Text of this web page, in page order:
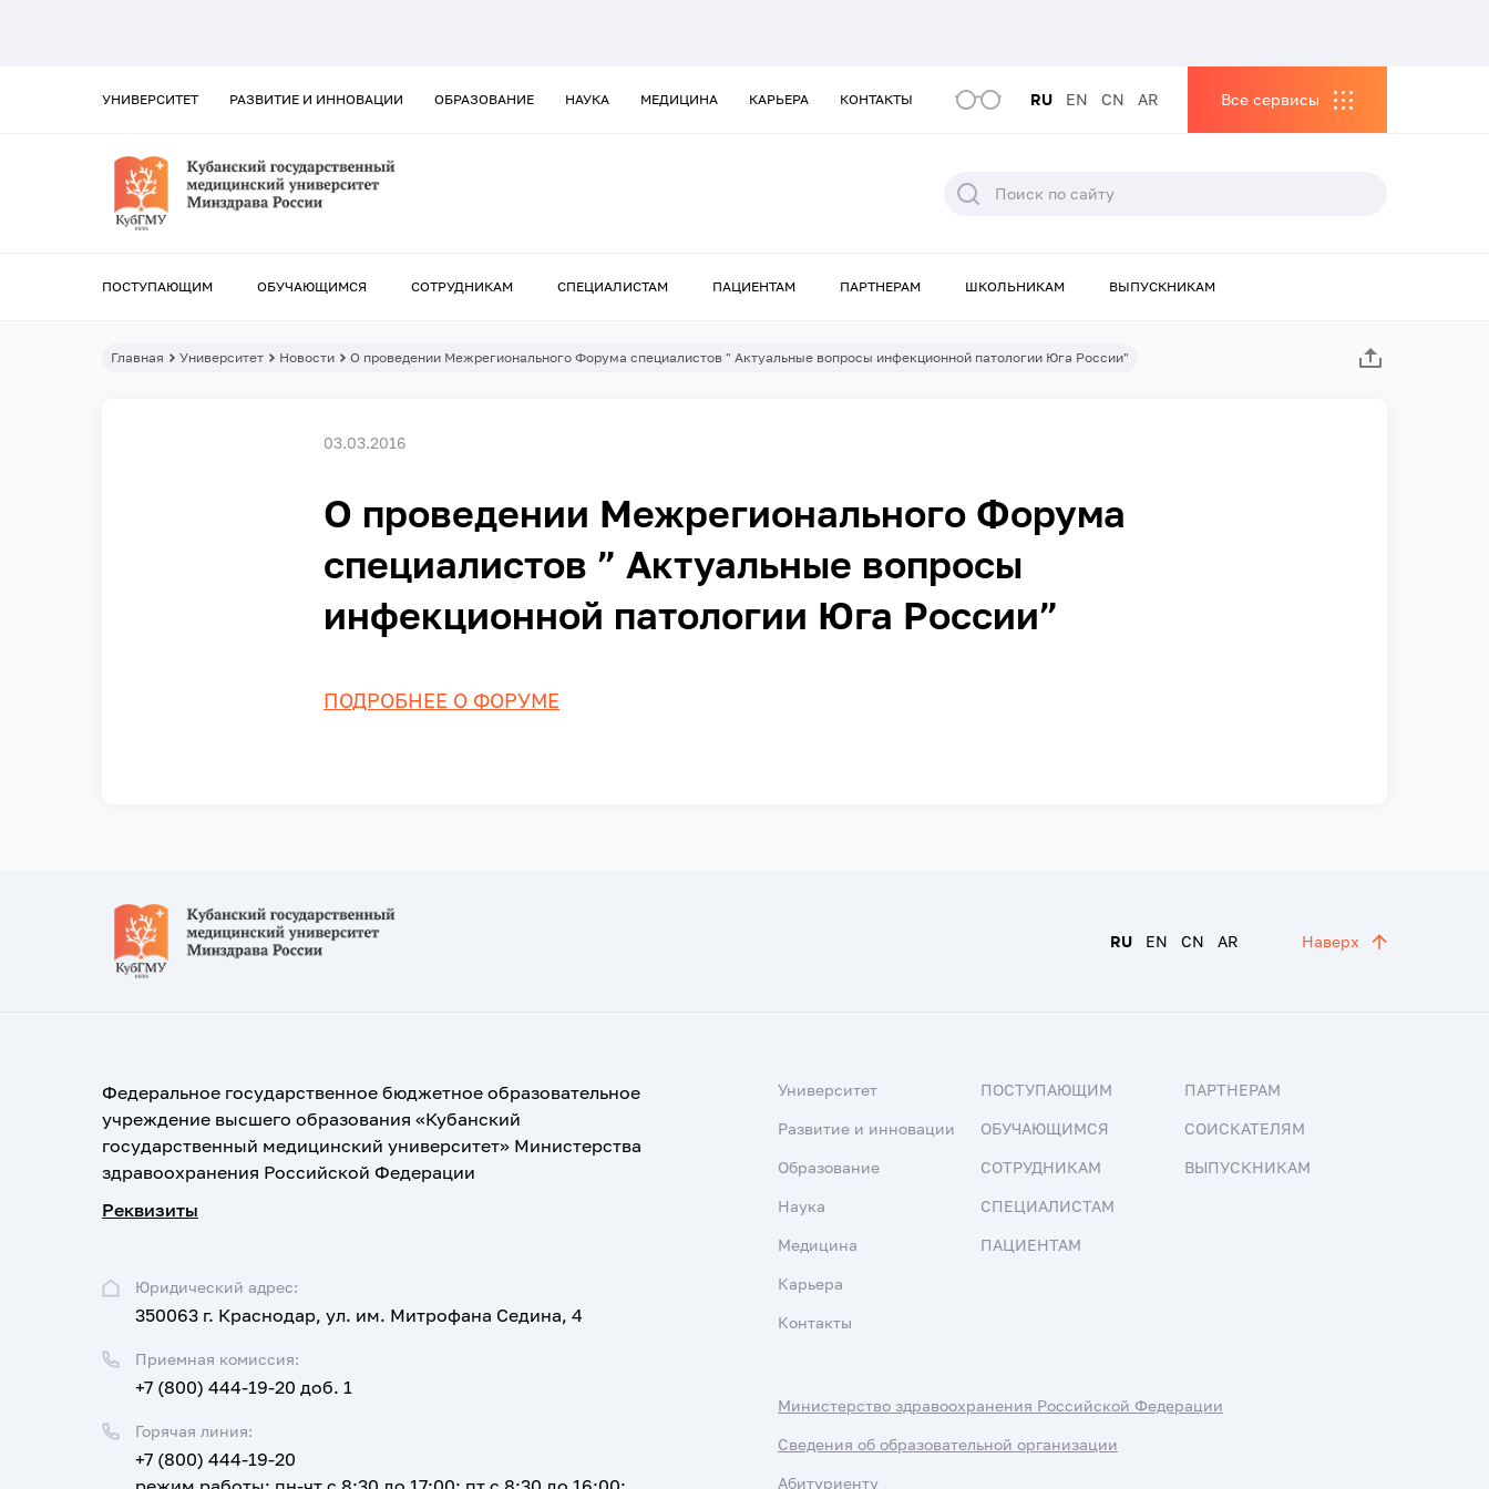
УНИВЕРСИТЕТ РАЗВИТИЕ И ИННОВАЦИИ ОБРАЗОВАНИЕ НАУКА МЕДИЦИНА КАРЬЕРА КОНТАКТЫ RU EN CN AR Все сервисы
ПОСТУПАЮЩИМ ОБУЧАЮЩИМСЯ СОТРУДНИКАМ СПЕЦИАЛИСТАМ ПАЦИЕНТАМ ПАРТНЕРАМ ШКОЛЬНИКАМ ВЫПУСКНИКАМ
Главная Университет Новости О проведении Межрегионального Форума специалистов " Актуальные вопросы инфекционной патологии Юга России"
03.03.2016
О проведении Межрегионального Форума
специалистов ” Актуальные вопросы
инфекционной патологии Юга России”
ПОДРОБНЕЕ О ФОРУМЕ
RU EN CN AR Наверх
Федеральное государственное бюджетное образовательное
учреждение высшего образования «Кубанский
государственный медицинский университет» Министерства
здравоохранения Российской Федерации
Реквизиты
Юридический адрес:
350063 г. Краснодар, ул. им. Митрофана Седина, 4
Приемная комиссия:
+7 (800) 444-19-20 доб. 1
Горячая линия:
+7 (800) 444-19-20
Университет
Развитие и инновации
Образование
Наука
Медицина
Карьера
Контакты
ПОСТУПАЮЩИМ
ОБУЧАЮЩИМСЯ
СОТРУДНИКАМ
СПЕЦИАЛИСТАМ
ПАЦИЕНТАМ
ПАРТНЕРАМ
СОИСКАТЕЛЯМ
ВЫПУСКНИКАМ
Министерство здравоохранения Российской Федерации
Сведения об образовательной организации
Абитуриенту